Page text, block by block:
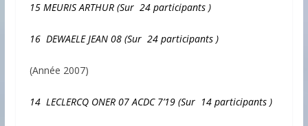
15 MEURIS ARTHUR (Sur 24 participants)
16 DEWAELE JEAN 08 (Sur 24 participants)
(Année 2007)
14 LECLERCQ ONER 07 ACDC 7’19 (Sur 14 participants)